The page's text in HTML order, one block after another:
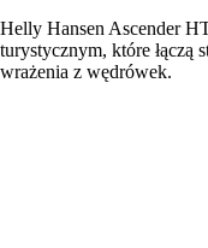
Helly Hansen Ascender
turystycznym, które łączą
wrażenia z wędrówek.